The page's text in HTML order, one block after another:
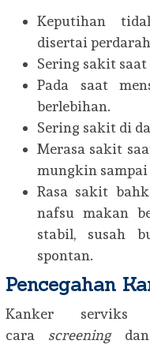
Keputihan
disertai
Sering sakit
Pada saat
berlebihan.
Sering sakit di
Merasa sakit
mungkin
Rasa sakit
nafsu makan
stabil, susah
spontan.
Pencegahan
Kanker serviks
cara screening